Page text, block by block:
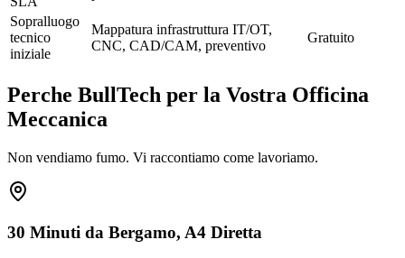
Sopralluogo
tecnico
iniziale
Mappatura infrastruttura IT/OT,
CNC, CAD/CAM, preventivo
Gratuito
Perche BullTech per la Vostra Officina
Meccanica
Non vendiamo fumo. Vi raccontiamo come lavoriamo.
30 Minuti da Bergamo, A4 Diretta